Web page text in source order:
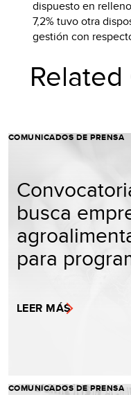
dispuesto en
7,2% tuvo otra
gestión con
COMUNICADOS DE PRENSA
busca
para
LEER MÁS
COMUNICADOS DE PRENSA